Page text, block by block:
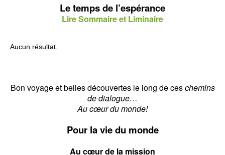
Le temps de l’espérance
Lire Sommaire et Liminaire
Aucun résultat.
Bon voyage et belles découvertes le long de ceschemins
de dialogue…
Au cœur du monde!
Pour la vie du monde
Au cœur de la mission